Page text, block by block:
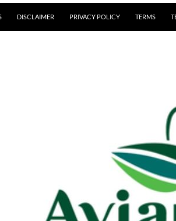
DISCLAIMER PRIVACY POLICY TERMS